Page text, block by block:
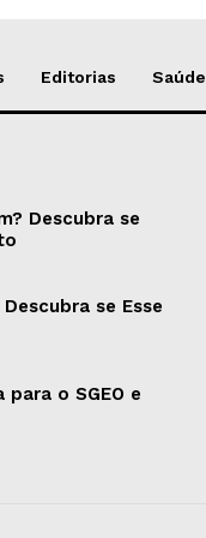
Editorias Saúde
Descubra se
se Esse
para o SGEO e